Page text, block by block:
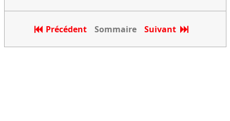
Précédent Sommaire Suivant